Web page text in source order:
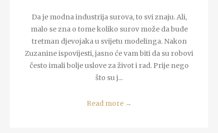
Da je modna industrija surova, to svi znaju. Ali,
malo se zna o tome koliko surov može da bude
tretman djevojaka u svijetu modelinga. Nakon
Zuzanine ispovijesti, jasno će vam biti da su robovi
često imali bolje uslove za život i rad. Prije nego
što su j...
Read more →